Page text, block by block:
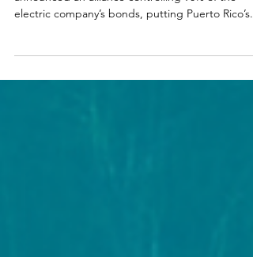
Investment firms GoldenTree and BlackRock